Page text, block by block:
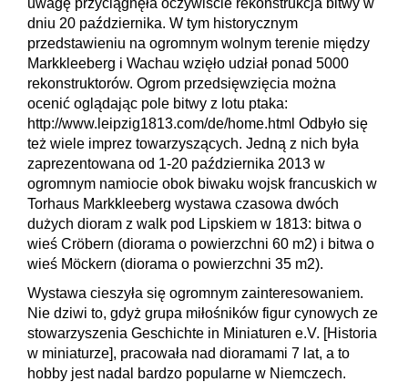
uwagę przyciągnęła oczywiście rekonstrukcja bitwy w
dniu 20 października. W tym historycznym
przedstawieniu na ogromnym wolnym terenie między
Markkleeberg i Wachau wzięło udział ponad 5000
rekonstruktorów. Ogrom przedsięwzięcia można
ocenić oglądając pole bitwy z lotu ptaka:
http://www.leipzig1813.com/de/home.html Odbyło się
też wiele imprez towarzyszących. Jedną z nich była
zaprezentowana od 1-20 października 2013 w
ogromnym namiocie obok biwaku wojsk francuskich w
Torhaus Markkleeberg wystawa czasowa dwóch
dużych dioram z walk pod Lipskiem w 1813: bitwa o
wieś Cröbern (diorama o powierzchni 60 m2) i bitwa o
wieś Möckern (diorama o powierzchni 35 m2).
Wystawa cieszyła się ogromnym zainteresowaniem.
Nie dziwi to, gdyż grupa miłośników figur cynowych ze
stowarzyszenia Geschichte in Miniaturen e.V. [Historia
w miniaturze], pracowała nad dioramami 7 lat, a to
hobby jest nadal bardzo popularne w Niemczech.